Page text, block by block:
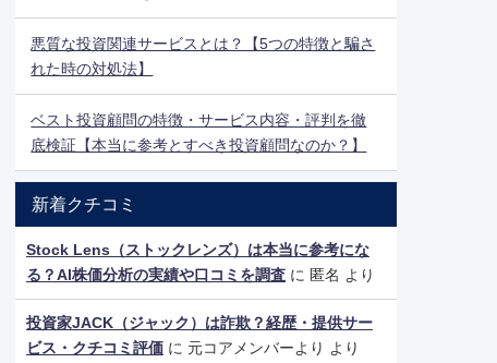
悪質な投資関連サービスとは？【5つの特徴と騙さ
れた時の対処法】
ベスト投資顧問の特徴・サービス内容・評判を徹
底検証【本当に参考とすべき投資顧問なのか？】
新着クチコミ
Stock Lens（ストックレンズ）は本当に参考にな
る？AI株価分析の実績や口コミを調査 に 匿名 より
投資家JACK（ジャック）は詐欺？経歴・提供サー
ビス・クチコミ評価 に 元コアメンバーより より